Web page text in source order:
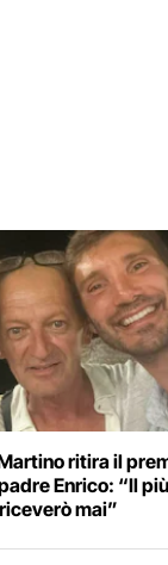
ritira il
Enrico: “Il
mai”